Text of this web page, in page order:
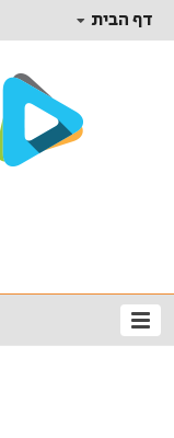
דף הבית